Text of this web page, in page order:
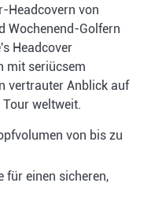
Headcovern von
Wochenend-Golfern
Headcover
mit seriücsem
vertrauter Anblick auf
Tour weltweit.
von bis zu
für einen sicheren,